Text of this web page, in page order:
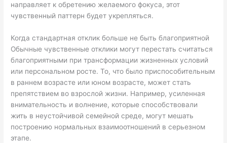
направляет к обретению желаемого фокуса, этот
чувственный паттерн будет укрепляться.
Когда стандартная отклик больше не быть благоприятной
Обычные чувственные отклики могут перестать считаться
благоприятными при трансформации жизненных условий
или персональном росте. То, что было приспособительным
в раннем возрасте или юном возрасте, может стать
препятствием во взрослой жизни. Например, усиленная
внимательность и волнение, которые способствовали
жить в неустойчивой семейной среде, могут мешать
построению нормальных взаимоотношений в серьезном
этапе.